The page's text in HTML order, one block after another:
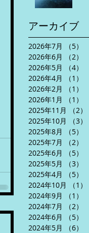
アーカイブ
2026年7月 （5）
2026年6月
（2）
2026年5月
（4）
2026年4月
（1）
2026年2月
（1）
2026年1月
（1）
2025年11月
（2）
2025年10月
（3）
2025年8月
（5）
2025年7月
（2）
2025年6月
（5）
2025年5月
（3）
2025年4月
（5）
2024年10月
（1）
2024年9月
（1）
2024年7月
（2）
2024年6月
（5）
2024年5月
（6）